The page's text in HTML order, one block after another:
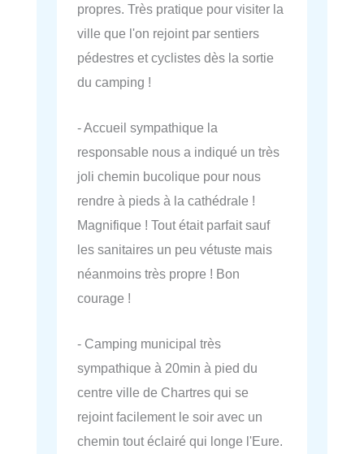
propres. Très pratique pour visiter la
ville que l'on rejoint par sentiers
pédestres et cyclistes dès la sortie
du camping !
- Accueil sympathique la
responsable nous a indiqué un très
joli chemin bucolique pour nous
rendre à pieds à la cathédrale !
Magnifique ! Tout était parfait sauf
les sanitaires un peu vétuste mais
néanmoins très propre ! Bon
courage !
- Camping municipal très
sympathique à 20min à pied du
centre ville de Chartres qui se
rejoint facilement le soir avec un
chemin tout éclairé qui longe l'Eure.